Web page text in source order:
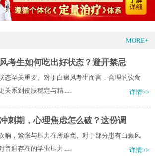
MORE+
考生如何吃出好状态？避开禁忌
态至关重要。对于白癜风考生而言，合理的饮食
关系到皮肤稳定与精.....
详情>>
刺期，心理焦虑怎么破？这份调
响，紧张与压力在所难免。对于部分患有白癜风
普遍存在的学业压力.....
详情>>